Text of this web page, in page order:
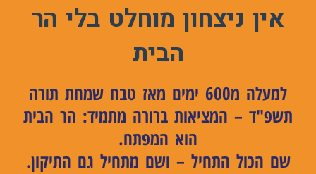
אין ניצחון מוחלט בלי הר
הבית
למעלה מ600 ימים מאז טבח שמחת תורה
תשפ"ד – המציאות ברורה מתמיד: הר הבית
הוא המפתח.
שם הכול התחיל – ושם מתחיל גם התיקון.